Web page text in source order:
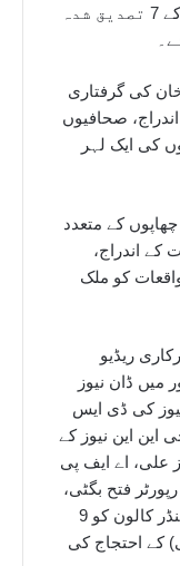
20 واقعات، دھمکیوں کے 13 واقعات، اغوا کے 7 تصدیق شدہ
خان کی گرفتاری
صحافیوں
کی ایک لہر
کے متعدد
کے اندراج،
کو ملک
سرکاری ریڈیو
میں ڈان نیوز
کی ڈی ایس
این این نیوز کے
علی، اے ایف پی
فتح بگٹی،
اور روزنامہ انتخاب کے کیمرہ پرسن الیگزینڈر کالون کو 9
کے احتجاج کی